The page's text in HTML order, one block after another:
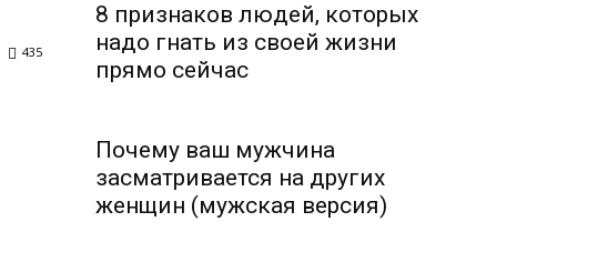
435
8 признаков людей, которых
надо гнать из своей жизни
прямо сейчас
Почему ваш мужчина
засматривается на других
женщин (мужская версия)